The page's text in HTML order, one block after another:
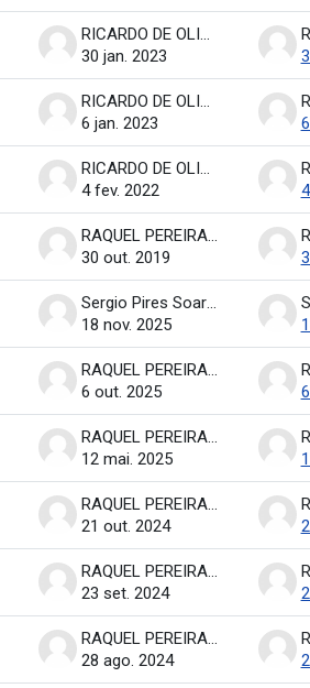
RICARDO DE OLIVEIRA BRASIL COSTA
30 jan. 2023
RICARDO DE OLIVEIRA BRASIL COSTA
6 jan. 2023
RICARDO DE OLIVEIRA BRASIL COSTA
4 fev. 2022
RAQUEL PEREIRA DE ARRUDA
30 out. 2019
Sergio Pires Soares
18 nov. 2025
RAQUEL PEREIRA DE ARRUDA
6 out. 2025
RAQUEL PEREIRA DE ARRUDA
12 mai. 2025
RAQUEL PEREIRA DE ARRUDA
21 out. 2024
RAQUEL PEREIRA DE ARRUDA
23 set. 2024
RAQUEL PEREIRA DE ARRUDA
28 ago. 2024